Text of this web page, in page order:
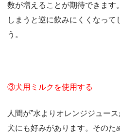
数が増えることが期待できます
しまうと逆に飲みにくくなって
う。
③犬用ミルクを使用する
人間が”水よりオレンジジュース
犬にも好みがあります。そのた